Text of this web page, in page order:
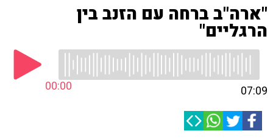
"ארה"ב ברחה עם הזנב בין
הרגליים"
00:00 07:09